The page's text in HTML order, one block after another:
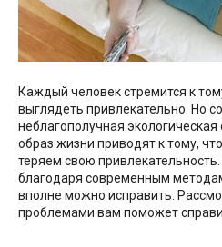
Каждый человек стремится к
выглядеть привлекательно. Но
неблагополучная
образ жизни приводят к тому,
теряем свою
благодаря современным
вполне можно исправить.
проблемами вам поможет